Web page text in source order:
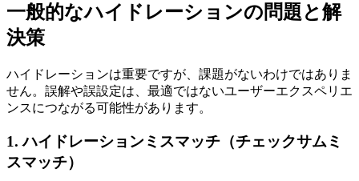
一般的なハイドレーションの問題と解
決策
ハイドレーションは重要ですが、課題がないわけではありま
せん。誤解や誤設定は、最適ではないユーザーエクスペリエ
ンスにつながる可能性があります。
1. ハイドレーションミスマッチ（チェックサムミ
スマッチ）